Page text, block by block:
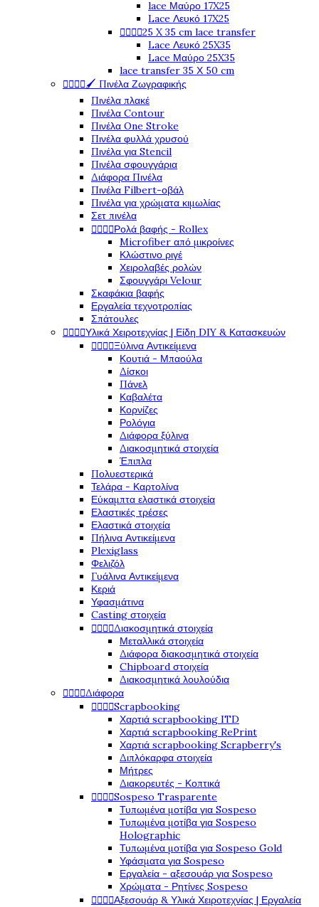
lace Μαύρο 17X25
Lace Λευκό 17X25
25 X 35 cm lace transfer
Lace Λευκό 25X35
Lace Μαύρο 25X35
lace transfer 35 Χ 50 cm
🖌️ Πινέλα Ζωγραφικής
Πινέλα πλακέ
Πινέλα Contour
Πινέλα One Stroke
Πινέλα φυλλά χρυσού
Πινέλα για Stencil
Πινέλα σφουγγάρια
Διάφορα Πινέλα
Πινέλα Filbert-οβάλ
Πινέλα για χρώματα κιμωλίας
Σετ πινέλα
Ρολά βαφής - Rollex
Microfiber από μικροίνες
Κλώστινο ριγέ
Χειρολαβές ρολών
Σφουγγάρι Velour
Σκαφάκια βαφής
Εργαλεία τεχνοτροπίας
Σπάτουλες
Υλικά Χειροτεχνίας | Είδη DIY & Κατασκευών
Ξύλινα Αντικείμενα
Κουτιά - Μπαούλα
Δίσκοι
Πάνελ
Καβαλέτα
Κορνίζες
Ρολόγια
Διάφορα ξύλινα
Διακοσμητικά στοιχεία
Έπιπλα
Πολυεστερικά
Τελάρα - Καρτολίνα
Εύκαμπτα ελαστικά στοιχεία
Ελαστικές τρέσες
Ελαστικά στοιχεία
Πήλινα Αντικείμενα
Plexiglass
Φελιζόλ
Γυάλινα Αντικείμενα
Κεριά
Υφασμάτινα
Casting στοιχεία
Διακοσμητικά στοιχεία
Μεταλλικά στοιχεία
Διάφορα διακοσμητικά στοιχεία
Chipboard στοιχεία
Διακοσμητικά λουλούδια
Διάφορα
Scrapbooking
Χαρτιά scrapbooking ITD
Χαρτιά scrapbooking RePrint
Χαρτιά scrapbooking Scrapberry's
Διπλόκαρφα στοιχεία
Μήτρες
Διακορευτές - Κοπτικά
Sospeso Trasparente
Τυπωμένα μοτίβα για Sospeso
Τυπωμένα μοτίβα για Sospeso
Holographic
Τυπωμένα μοτίβα για Sospeso Gold
Υφάσματα για Sospeso
Εργαλεία - αξεσουάρ για Sospeso
Χρώματα - Ρητίνες Sospeso
Αξεσουάρ & Υλικά Χειροτεχνίας | Εργαλεία